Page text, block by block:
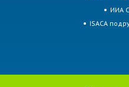
ИИА
ISACA